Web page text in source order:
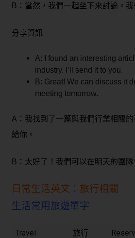
B：當然，我們一起坐下來討論。我
分享資訊
A: I found an interesting
industry. I’ll send it to you.
B: Great! We can discuss it
meeting tomorrow.
A：我找到了一篇與我們行業相關
給你。
B：太好了！我們可以在明天的團隊
日常生活英文：旅行相關
生活常用旅遊單字
Travel 旅行